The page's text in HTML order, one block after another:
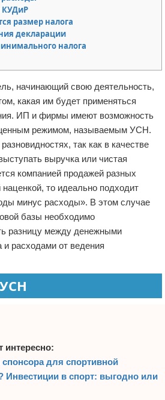
КУДиР
размер налога
декларации
налога
начинающий свою деятельность,
какая им будет применяться
ИП и фирмы имеют возможность
режимом, называемым УСН.
так как в качестве
выручка или чистая
компанией продажей разных
то идеально подходит
минус расходы». В этом случае
базы необходимо
разницу между денежными
и расходами от ведения
интересно:
спонсора для спортивной
Инвестиции в спорт: выгодно или